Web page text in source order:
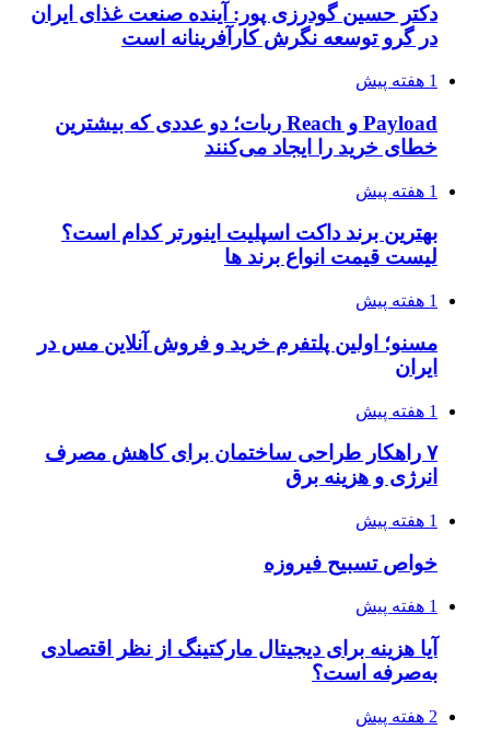
دکتر حسین گودرزی پور: آینده صنعت غذای ایران
در گرو توسعه نگرش کارآفرینانه است
1 هفته پیش
Payload و Reach ربات؛ دو عددی که بیشترین
خطای خرید را ایجاد می‌کنند
1 هفته پیش
بهترین برند داکت اسپلیت اینورتر کدام است؟
لیست قیمت انواع برند ها
1 هفته پیش
مسنو؛ اولین پلتفرم خرید و فروش آنلاین مس در
ایران
1 هفته پیش
۷ راهکار طراحی ساختمان برای کاهش مصرف
انرژی و هزینه برق
1 هفته پیش
خواص تسبیح فیروزه
1 هفته پیش
آیا هزینه برای دیجیتال مارکتینگ از نظر اقتصادی
به‌صرفه است؟
2 هفته پیش